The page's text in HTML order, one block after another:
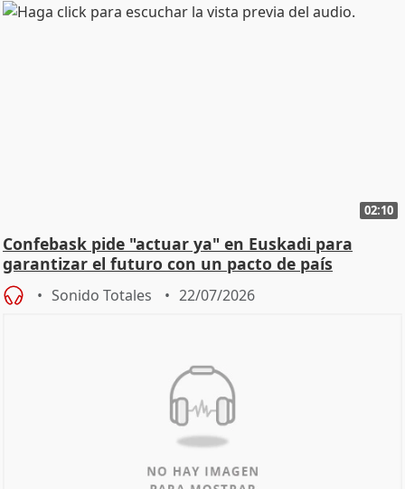
02:10
Confebask pide "actuar ya" en Euskadi para
garantizar el futuro con un pacto de país
Sonido Totales 22/07/2026